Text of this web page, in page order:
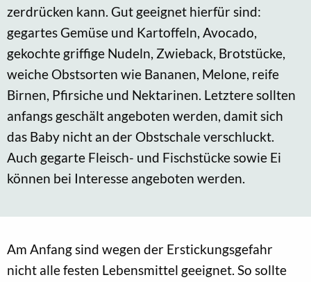
zerdrücken kann. Gut geeignet hierfür sind:
gegartes Gemüse und Kartoffeln, Avocado,
gekochte griffige Nudeln, Zwieback, Brotstücke,
weiche Obstsorten wie Bananen, Melone, reife
Birnen, Pfirsiche und Nektarinen. Letztere sollten
anfangs geschält angeboten werden, damit sich
das Baby nicht an der Obstschale verschluckt.
Auch gegarte Fleisch- und Fischstücke sowie Ei
können bei Interesse angeboten werden.
Am Anfang sind wegen der Erstickungsgefahr
nicht alle festen Lebensmittel geeignet. So sollte